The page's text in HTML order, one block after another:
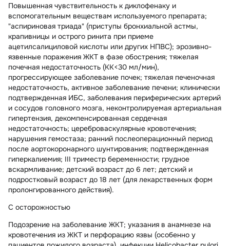
Повышенная чувствительность к диклофенаку и
вспомогательным веществам используемого препарата;
"аспириновая триада" (приступы бронхиальной астмы,
крапивницы и острого ринита при приеме
ацетилсалициловой кислоты или других НПВС); эрозивно-
язвенные поражения ЖКТ в фазе обострения; тяжелая
почечная недостаточность (КК<30 мл/мин),
прогрессирующее заболевание почек; тяжелая печеночная
недостаточность, активное заболевание печени; клинически
подтвержденная ИБС, заболевания периферических артерий
и сосудов головного мозга, неконтролируемая артериальная
гипертензия, декомпенсированная сердечная
недостаточность; цереброваскулярные кровотечения;
нарушения гемостаза; ранний послеоперационный период
после аортокоронарного шунтирования; подтвержденная
гиперкалиемия; III триместр беременности; грудное
вскармливание; детский возраст до 6 лет; детский и
подростковый возраст до 18 лет (для лекарственных форм
пролонгированного действия).
С осторожностью
Подозрение на заболевание ЖКТ; указания в анамнезе на
кровотечения из ЖКТ и перфорацию язвы (особенно у